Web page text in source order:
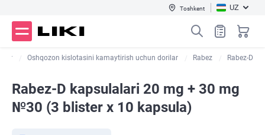
Toshkent UZ
Oshqozon kislotasini kamaytirish uchun dorilar Rabez Rabez-D
Rabez-D kapsulalari 20 mg + 30 mg
№30 (3 blister х 10 kapsula)